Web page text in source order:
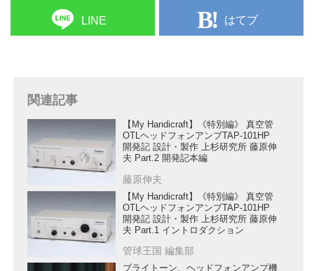
LINE はてブ
関連記事
【My Handicraft】《特別編》 真空管
OTLヘッドフォンアンプTAP-101HP
開発記 設計・製作 上杉研究所 藤原伸
夫 Part.2 開発記本編
藤原伸夫
【My Handicraft】《特別編》 真空管
OTLヘッドフォンアンプTAP-101HP
開発記 設計・製作 上杉研究所 藤原伸
夫 Part.1 イントロダクション
管球王国 編集部
ブライトーン、ヘッドフォンアンプ機